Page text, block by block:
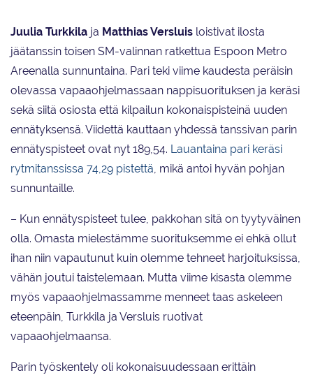
Juulia Turkkila ja Matthias Versluis loistivat ilosta
jäätanssin toisen SM-valinnan ratkettua Espoon Metro
Areenalla sunnuntaina. Pari teki viime kaudesta peräisin
olevassa vapaaohjelmassaan nappisuorituksen ja keräsi
sekä siitä osiosta että kilpailun kokonaispisteinä uuden
ennätyksensä. Viidettä kauttaan yhdessä tanssivan parin
ennätyspisteet ovat nyt 189,54. Lauantaina pari keräsi
rytmitanssissa 74,29 pistettä, mikä antoi hyvän pohjan
sunnuntaille.
– Kun ennätyspisteet tulee, pakkohan sitä on tyytyväinen
olla. Omasta mielestämme suorituksemme ei ehkä ollut
ihan niin vapautunut kuin olemme tehneet harjoituksissa,
vähän joutui taistelemaan. Mutta viime kisasta olemme
myös vapaaohjelmassamme menneet taas askeleen
eteenpäin, Turkkila ja Versluis ruotivat
vapaaohjelmaansa.
Parin työskentely oli kokonaisuudessaan erittäin